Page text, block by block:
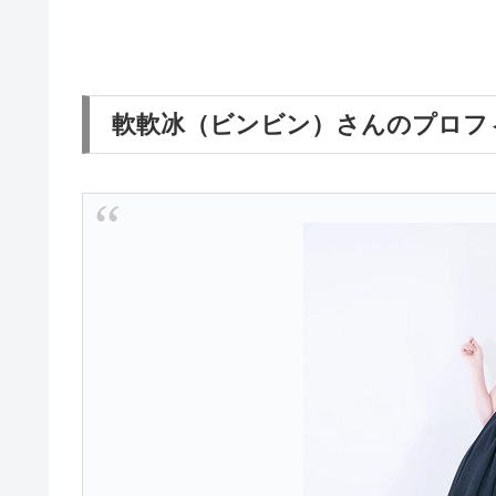
軟軟冰（ビンビン）さんのプロフ